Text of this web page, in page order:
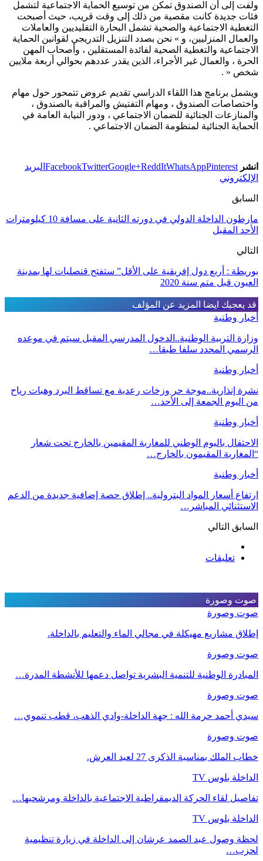
ولفت إلى أن الصندوق تمكن من توسيع الحماية الاجتماعية لتشمل
فئات جديدة كانت مقصية من ذلك إلى وقت قريب، حيث أصبحت
التغطية الاجتماعية والصحية تشمل البحارة التقليديين والعاملات
والعمال المنزليين، و » نحن بصدد التنزيل التدريجي لقوانين الحماية
الاجتماعية والتغطية الصحية لفائدة المستقلين ، وأصحاب المهن
الحرة ، والعمال غير الأجراء، الذين يقدر عددهم بحوالي أربعة ملايين
شخص « .
ويشمل برنامج هذا اللقاء الدراسي تقديم عروض تتمحور حول مهام
واختصاصات الصندوق ، ومهام التفتيش والمراقبة بالصندوق ،
والمنازعات الجنائية للضمان الاجتماعي ، ودور النيابة العامة في
الحماية الجنائية لمنظومة الضمان الاجتماعي .
انشر FacebookTwitterGoogle+ReddItWhatsAppPinterest
البريد
الإلكتروني
السابق
مارطون الداخلة الدولي في دورته الثانية على مسافة 10 كيلومترات
الأحد المقبل
التالي
بوريطة : أربع دول إفريقية على الأقل” ستفتح قنصليات لها بمدينة
العيون قبل متم سنة 2020
قد يعجبك ايضا المزيد عن المؤلف
أخبار وطنية
وزارة التربية الوطنية..الدخول المدرسي المقبل سیتم في موعده
الرسمي المحدد سلفا طبقا…
أخبار وطنية
نشرة إنذارية..موجة حر وزخات رعدية مع تساقط البرد وهبات رياح
من اليوم الجمعة إلى الأحد…
أخبار وطنية
الاحتفال باليوم الوطني للمغاربة المقيمين بالخارج تحت شعار
“المغاربة المقيمون بالخارج…
أخبار وطنية
ارتفاع أسعار المواد البترولية.. إطلاق حصة إضافية جديدة من الدعم
الاستثنائي المباشر…
السابق التالي
تعليقات
صوت وصورة
صوت وصورة
إطلاق مشاريع مهيكلة في مجالي الماء والتعليم بالداخلة.
صوت وصورة
المبادرة الوطنية للتنمية البشرية تواصل دعمها للأنشطة المدرة…
صوت وصورة
سيدي أحمد حرمة الله : جهة الداخلة-وادي الذهب، قطب تنموي…
صوت وصورة
خطاب الملك بمناسبة الذكرى 27 لعيد العرش.
الداخلة بلوس TV
تفاصيل لقاء الحركة الديمقراطية الاجتماعية بالداخلة ومرشحيها…
الداخلة بلوس TV
لحظة وصول عبد الصمد عرشان إلى الداخلة في زيارة تنظيمية
لحزب…